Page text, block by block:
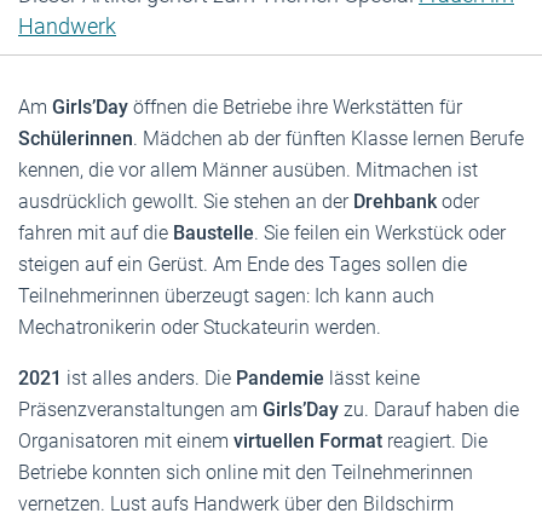
Handwerk
Am Girls’Day öffnen die Betriebe ihre Werkstätten für
Schülerinnen. Mädchen ab der fünften Klasse lernen Berufe
kennen, die vor allem Männer ausüben. Mitmachen ist
ausdrücklich gewollt. Sie stehen an der Drehbank oder
fahren mit auf die Baustelle. Sie feilen ein Werkstück oder
steigen auf ein Gerüst. Am Ende des Tages sollen die
Teilnehmerinnen überzeugt sagen: Ich kann auch
Mechatronikerin oder Stuckateurin werden.
2021 ist alles anders. Die Pandemie lässt keine
Präsenzveranstaltungen am Girls’Day zu. Darauf haben die
Organisatoren mit einem virtuellen Format reagiert. Die
Betriebe konnten sich online mit den Teilnehmerinnen
vernetzen. Lust aufs Handwerk über den Bildschirm